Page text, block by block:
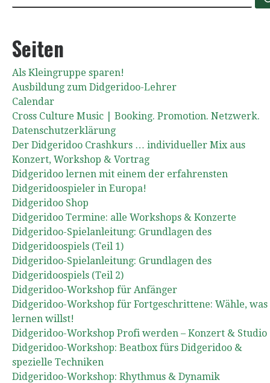
Seiten
Als Kleingruppe sparen!
Ausbildung zum Didgeridoo-Lehrer
Calendar
Cross Culture Music | Booking. Promotion. Netzwerk.
Datenschutzerklärung
Der Didgeridoo Crashkurs … individueller Mix aus
Konzert, Workshop & Vortrag
Didgeridoo lernen mit einem der erfahrensten
Didgeridoospieler in Europa!
Didgeridoo Shop
Didgeridoo Termine: alle Workshops & Konzerte
Didgeridoo-Spielanleitung: Grundlagen des
Didgeridoospiels (Teil 1)
Didgeridoo-Spielanleitung: Grundlagen des
Didgeridoospiels (Teil 2)
Didgeridoo-Workshop für Anfänger
Didgeridoo-Workshop für Fortgeschrittene: Wähle, was
lernen willst!
Didgeridoo-Workshop Profi werden – Konzert & Studio
Didgeridoo-Workshop: Beatbox fürs Didgeridoo &
spezielle Techniken
Didgeridoo-Workshop: Rhythmus & Dynamik